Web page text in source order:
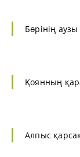
Бөрінің
Қоянның
Алпыс